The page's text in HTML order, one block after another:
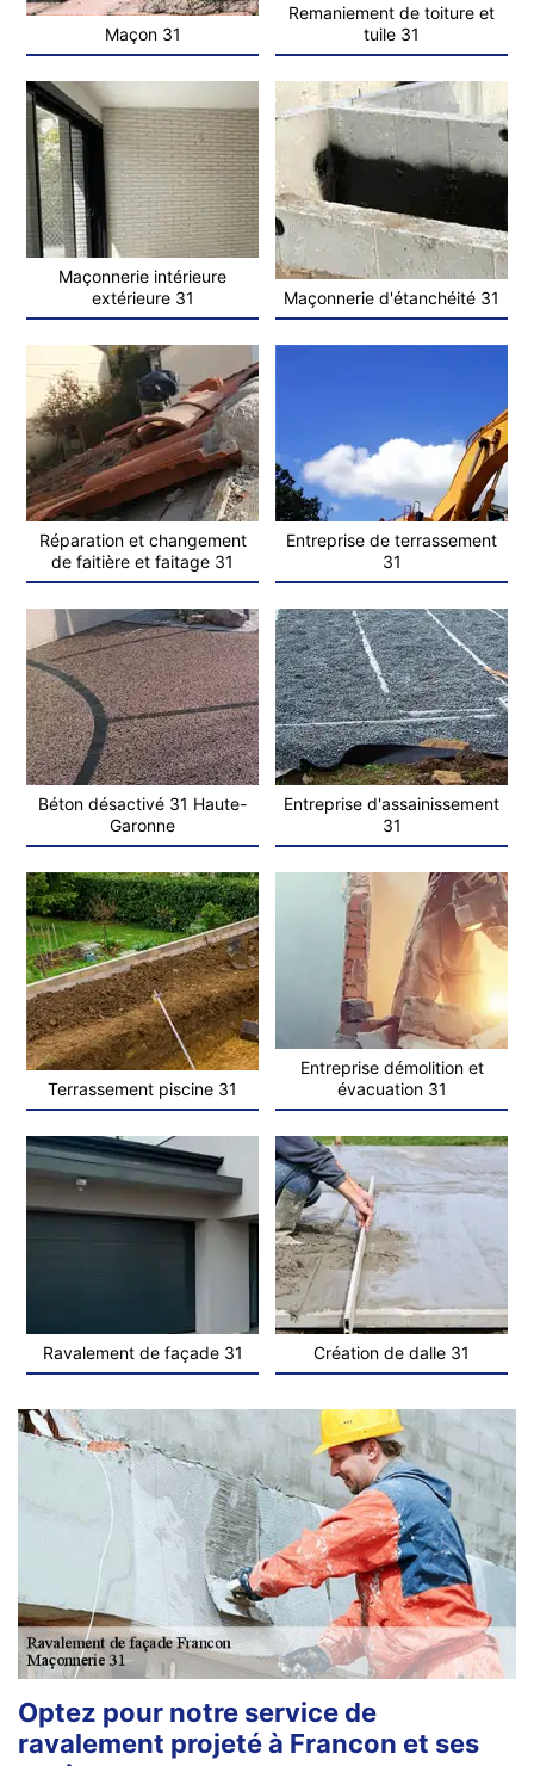
Maçon 31
Remaniement de toiture et
tuile 31
Maçonnerie intérieure
extérieure 31
Maçonnerie d'étanchéité 31
Réparation et changement
de faitière et faitage 31
Entreprise de terrassement
31
Béton désactivé 31 Haute-
Garonne
Entreprise d'assainissement
31
Terrassement piscine 31
Entreprise démolition et
évacuation 31
Ravalement de façade 31 Création de dalle 31
Optez pour notre service de
ravalement projeté à Francon et ses